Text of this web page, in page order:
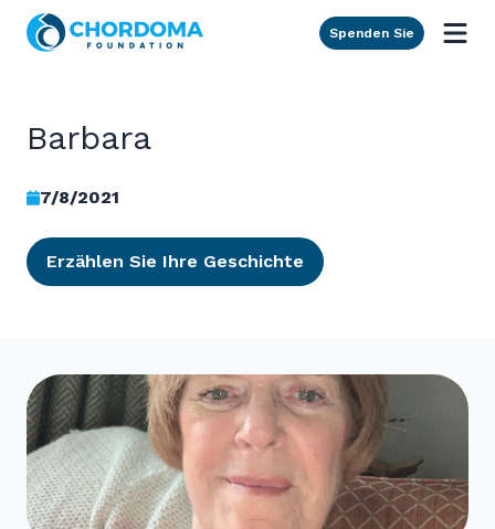
Skip to Main Content
Spenden Sie
Barbara
7/8/2021
Erzählen Sie Ihre Geschichte